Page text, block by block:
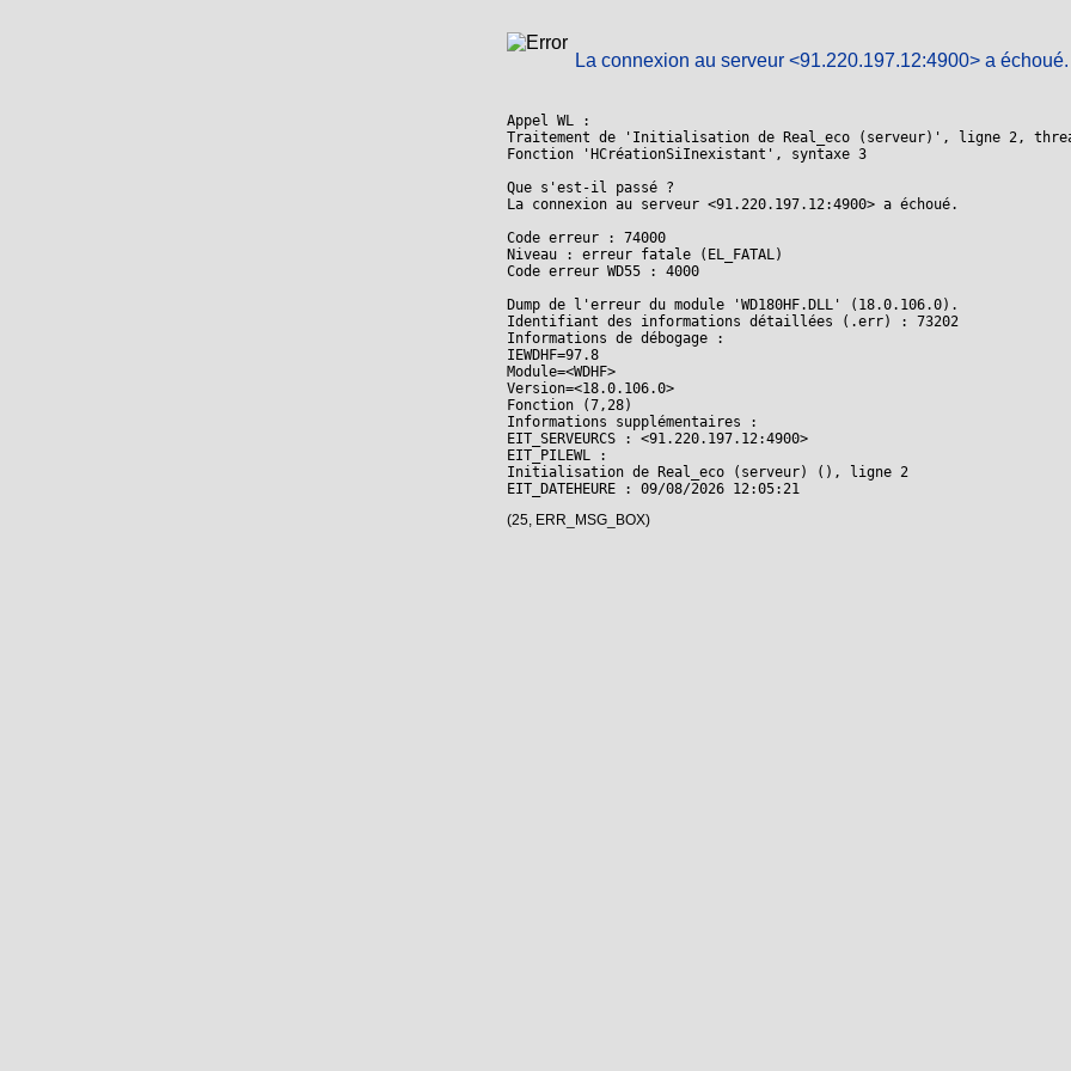
La connexion au serveur <91.220.197.12:4900> a échoué.
Appel WL :
Traitement de 'Initialisation de Real_eco (serveur)', ligne 2,
Fonction 'HCréationSiInexistant', syntaxe 3
Que s'est-il passé ?
La connexion au serveur <91.220.197.12:4900> a échoué.
Code erreur : 74000
Niveau : erreur fatale (EL_FATAL)
Code erreur WD55 : 4000
Dump de l'erreur du module 'WD180HF.DLL' (18.0.106.0).
Identifiant des informations détaillées (.err) : 73202
Informations de débogage :
IEWDHF=97.8
Module=<WDHF>
Version=<18.0.106.0>
Fonction (7,28)
Informations supplémentaires :
EIT_SERVEURCS : <91.220.197.12:4900>
EIT_PILEWL :
Initialisation de Real_eco (serveur) (), ligne 2
EIT_DATEHEURE : 09/08/2026 12:05:21
(25, ERR_MSG_BOX)